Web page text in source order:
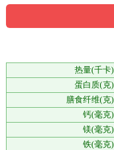
热量(千卡)
蛋白质(克)
膳食纤维(克)
钙(毫克)
镁(毫克)
铁(毫克)